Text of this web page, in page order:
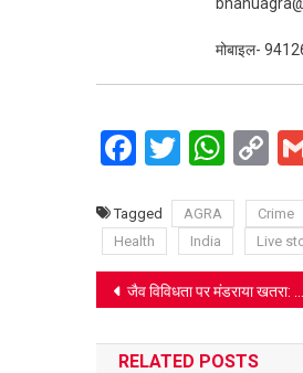
मोबाइल-
Facebook
Twitter
Tagged AGRA Crime
Health
India Live
Post
navigation
जैव विविधता पर मंडराया खतरा: आगरा के पालीवाल पार्क में दिखा दुनिया का सबसे खतरनाक ‘जायंट अफ्रीकन स्नेल’, पर्यावरण प्रेमियों में हड़कंप
RELATED POSTS